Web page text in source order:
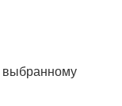
выбранному